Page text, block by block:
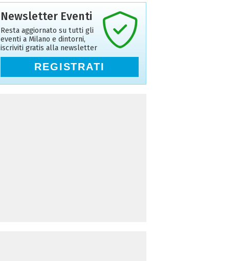
Newsletter Eventi
Resta aggiornato su tutti gli
eventi a Milano e dintorni,
iscriviti gratis alla newsletter
REGISTRATI